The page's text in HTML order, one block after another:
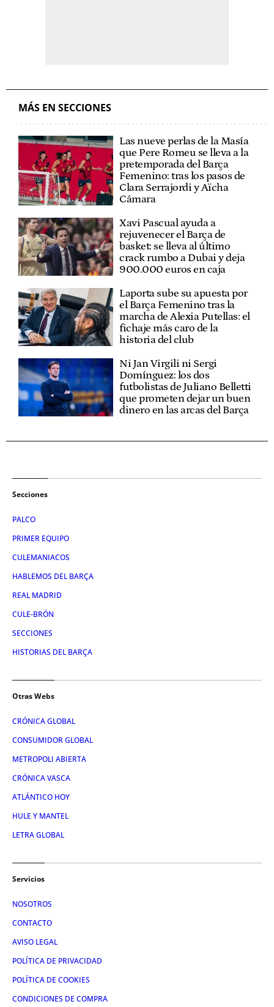
MÁS EN SECCIONES
Las nueve perlas de la Masía
que Pere Romeu se lleva a la
pretemporada del Barça
Femenino: tras los pasos de
Clara Serrajordi y Aïcha
Cámara
Xavi Pascual ayuda a
rejuvenecer el Barça de
basket: se lleva al último
crack rumbo a Dubai y deja
900.000 euros en caja
Laporta sube su apuesta por
el Barça Femenino tras la
marcha de Alexia Putellas: el
fichaje más caro de la
historia del club
Ni Jan Virgili ni Sergi
Domínguez: los dos
futbolistas de Juliano Belletti
que prometen dejar un buen
dinero en las arcas del Barça
Secciones
PALCO
PRIMER EQUIPO
CULEMANIACOS
HABLEMOS DEL BARÇA
REAL MADRID
CULE-BRÓN
SECCIONES
HISTORIAS DEL BARÇA
Otras Webs
CRÓNICA GLOBAL
CONSUMIDOR GLOBAL
METROPOLI ABIERTA
CRÓNICA VASCA
ATLÁNTICO HOY
HULE Y MANTEL
LETRA GLOBAL
Servicios
NOSOTROS
CONTACTO
AVISO LEGAL
POLÍTICA DE PRIVACIDAD
POLÍTICA DE COOKIES
CONDICIONES DE COMPRA